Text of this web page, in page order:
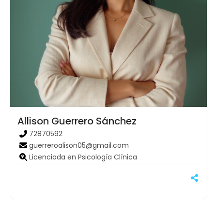
Allison Guerrero Sánchez
72870592
guerreroalison05@gmail.com
Licenciada en Psicología Clínica